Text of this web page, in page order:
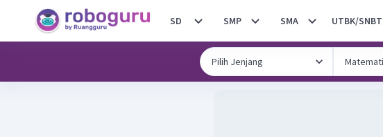
SD SMP SMA UTBK/SNBT